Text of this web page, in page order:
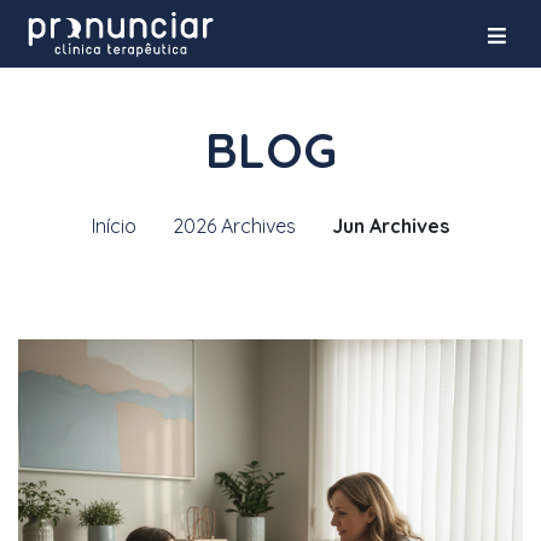
BLOG
Início 2026 Archives Jun Archives